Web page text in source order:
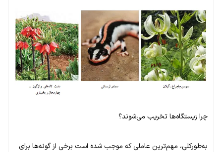
چرا زیستگاه‌ها تخریب می‌شوند؟
به‌طورکلی، مهم‌ترین عاملی که موجب شده است برخی از گونه‌ها برای